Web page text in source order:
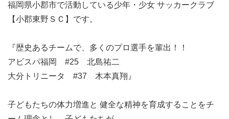
福岡県小郡市で活動している少年・少女 サッカークラブ
【小郡東野ＳＣ】です。
『歴史あるチームで、多くのプロ選手を輩出！！
アビスパ福岡 #25 北島祐二
大分トリニータ #37 木本真翔』
子どもたちの体力増進と 健全な精神を育成することをチ